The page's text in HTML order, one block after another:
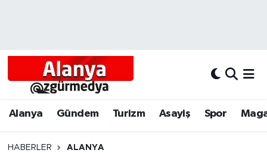
Alanya Gündem Turizm Asayiş Spor
HABERLER ALANYA
Alanyum
Alanya Hava Durumu